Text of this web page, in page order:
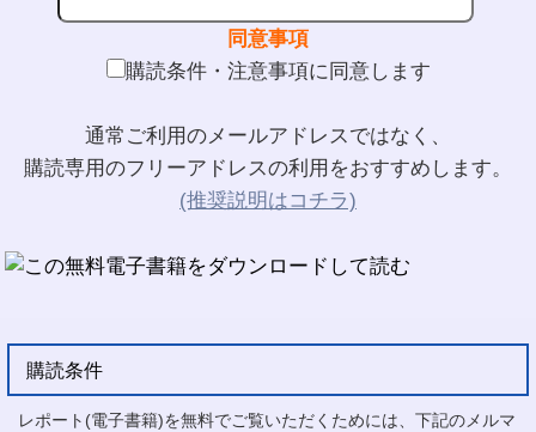
同意事項
購読条件・注意事項に同意します
通常ご利用のメールアドレスではなく、
購読専用のフリーアドレスの利用をおすすめします。
(推奨説明はコチラ)
購読条件
レポート(電子書籍)を無料でご覧いただくためには、下記のメルマ